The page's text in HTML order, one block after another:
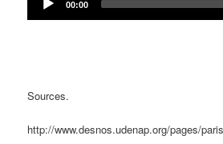
Audio
Player
00:00
Sources.
http://www.desnos.udenap.org/pages/